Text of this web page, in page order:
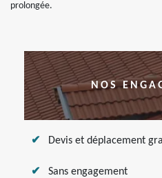
prolongée.
NOS
Devis et déplacement
Sans engagement